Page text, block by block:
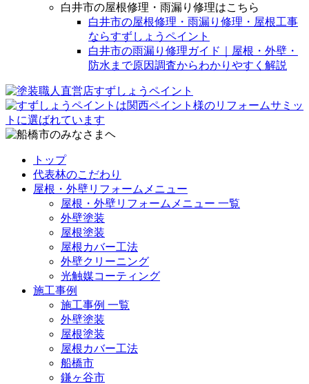
白井市の屋根修理・雨漏り修理はこちら
白井市の屋根修理・雨漏り修理・屋根工事
ならすずしょうペイント
白井市の雨漏り修理ガイド｜屋根・外壁・
防水まで原因調査からわかりやすく解説
トップ
代表林のこだわり
屋根・外壁リフォームメニュー
屋根・外壁リフォームメニュー 一覧
外壁塗装
屋根塗装
屋根カバー工法
外壁クリーニング
光触媒コーティング
施工事例
施工事例 一覧
外壁塗装
屋根塗装
屋根カバー工法
船橋市
鎌ヶ谷市